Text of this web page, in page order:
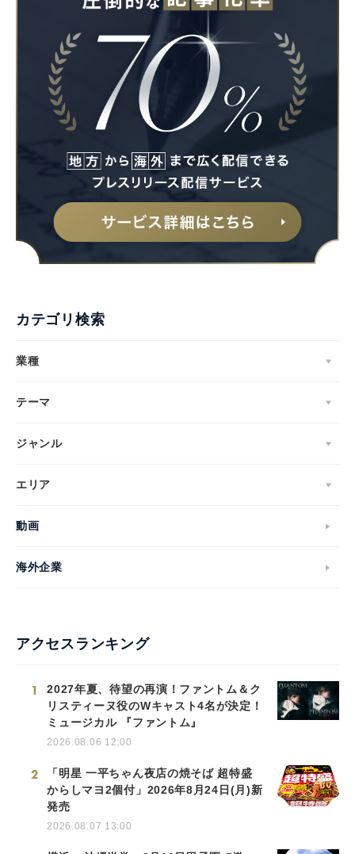
カテゴリ検索
業種
テーマ
ジャンル
エリア
動画
海外企業
アクセスランキング
1
2027年夏、待望の再演！ファントム＆ク
リスティーヌ役のWキャスト4名が決定！
ミュージカル 『ファントム』
2026.08.06 12:00
2
「明星 一平ちゃん夜店の焼そば 超特盛
からしマヨ2個付」2026年8月24日(月)新
発売
2026.08.07 13:00